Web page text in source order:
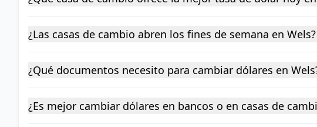
¿Las casas de cambio abren los fines de semana en Wels?
¿Qué documentos necesito para cambiar dólares en
¿Es mejor cambiar dólares en bancos o en casas de